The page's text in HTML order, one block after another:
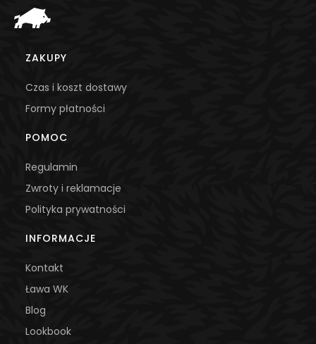
Linki w stopce
ZAKUPY
Czas i koszt dostawy
Formy płatności
POMOC
Regulamin
Zwroty i reklamacje
Polityka prywatności
INFORMACJE
Kontakt
Ława WK
Blog
Lookbook